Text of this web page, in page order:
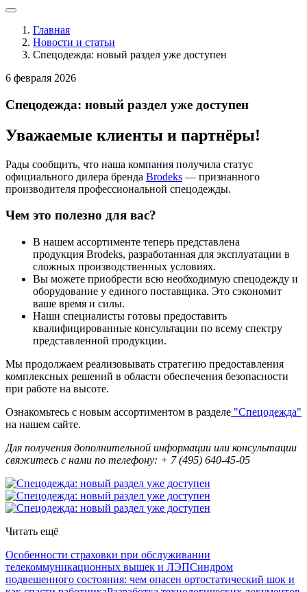
Главная
Новости и статьи
Спецодежда: новый раздел уже доступен
6 февраля 2026
Спецодежда: новый раздел уже доступен
Уважаемые клиенты и партнёры!
Рады сообщить, что наша компания получила статус
официального дилера бренда Brodeks — признанного
производителя профессиональной спецодежды.
Чем это полезно для вас?
В нашем ассортименте теперь представлена
продукция Brodeks, разработанная для эксплуатации в
сложных производственных условиях.
Вы можете приобрести всю необходимую спецодежду и
оборудование у единого поставщика. Это сэкономит
ваше время и силы.
Наши специалисты готовы предоставить
квалифицированные консультации по всему спектру
представленной продукции.
Мы продолжаем реализовывать стратегию предоставления
комплексных решений в области обеспечения безопасности
при работе на высоте.
Ознакомьтесь с новым ассортиментом в разделе "Спецодежда"
на нашем сайте.
Для получения дополнительной информации или консультации
свяжитесь с нами по телефону: + 7 (495) 640-45-05
Читать ещё
Особенности страховки при обслуживании
телекоммуникационных вышек и ЛЭПСиндром
подвешенного состояния: чем опасен ортостатический шок и